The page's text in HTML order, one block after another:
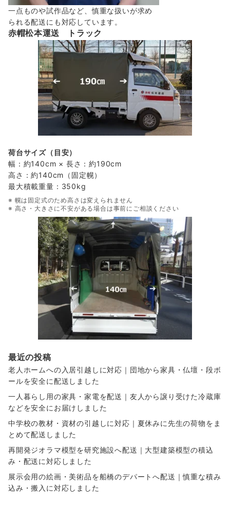
一点ものや試作品など、慎重な扱いが求め
られる配送にも対応しています。
赤帽松本運送 トラック
荷台サイズ（目安）
幅：約140cm × 長さ：約190cm
高さ：約140cm（固定幌）
最大積載重量：350kg
※ 幌は固定式のため高さは変えられません
※ 高さ・大きさに不安がある場合は事前にご相談ください
最近の投稿
老人ホームへの入居引越しに対応｜団地から家具・仏壇・段ボ
ールを安全に配送しました
一人暮らし用の家具・家電を配送｜友人から譲り受けた冷蔵庫
などを安全にお届けしました
中学校の教材・資材の引越しに対応｜夏休みに先生の荷物をま
とめて配送しました
再開発ジオラマ模型を研究施設へ配送｜大型建築模型の積込
み・配送に対応しました
展示会用の絵画・美術品を船橋のデパートへ配送｜慎重な積み
込み・搬入に対応しました